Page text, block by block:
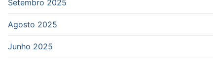
Setembro 2025
Agosto 2025
Junho 2025